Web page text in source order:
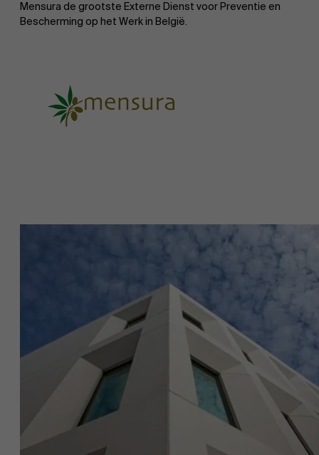
Mensura de grootste Externe Dienst voor Preventie en
Bescherming op het Werk in België.